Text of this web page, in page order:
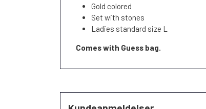
Gold colored
Set with stones
Ladies standard size L
Comes with Guess bag.